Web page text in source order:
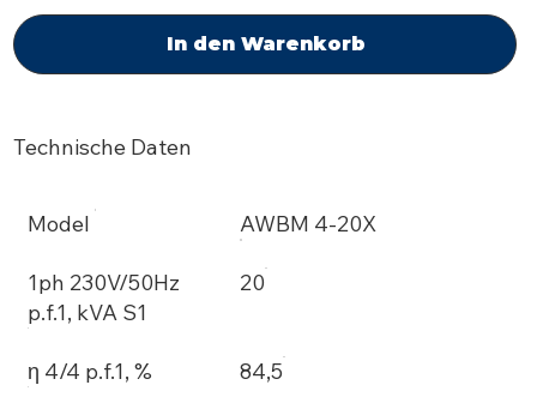
In den Warenkorb
Technische Daten
Model AWBM 4-20X
1ph 230V/50Hz
p.f.1, kVA S1
20
η 4/4 p.f.1, % 84,5